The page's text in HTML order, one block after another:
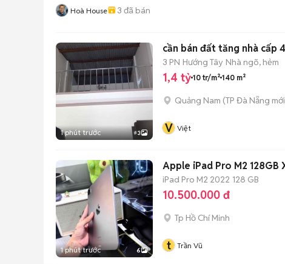
Hoà House 3 đã bán
1 phút trước 3
cần bán đất tăng nhà cấp 4
3 PN Hướng Tây Nhà ngõ, hẻm
1,4 tỷ 10 tr/m² 140 m²
Quảng Nam (TP Đà Nẵng
V Việt
1 phút trước 6
Apple iPad Pro M2 128GB
iPad Pro M2 2022 128 GB
10.500.000 đ
Tp Hồ Chí Minh
t Trần Vũ